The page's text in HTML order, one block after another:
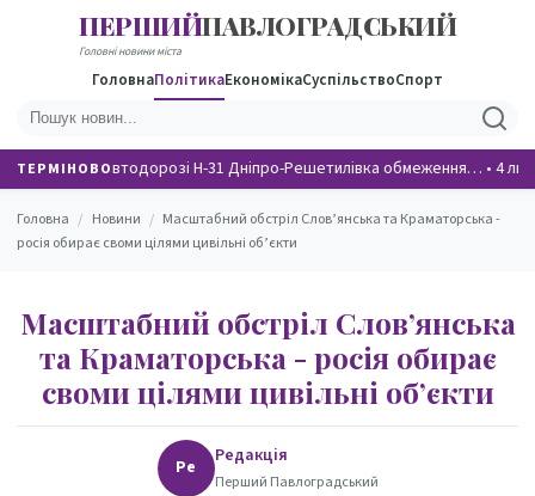
ПЕРШИЙПАВЛОГРАДСЬКИЙ
Головні новини міста
ГоловнаПолітикаЕкономікаСуспільствоСпорт
ТЕРМІНОВОНа автодорозі Н-31 Дніпро-Решетилівка обмеження… • 4
Головна / Новини / Масштабний обстріл Слов’янська та Краматорська -
росія обирає своми цілями цивільні об’єкти
Масштабний обстріл Слов’янська
та Краматорська - росія обирає
своми цілями цивільні об’єкти
Ре Редакція
Перший Павлоградський